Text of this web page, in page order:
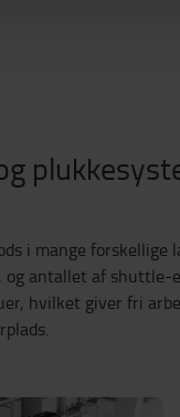
i mange forskellige
antallet af shuttle-
hvilket giver fri